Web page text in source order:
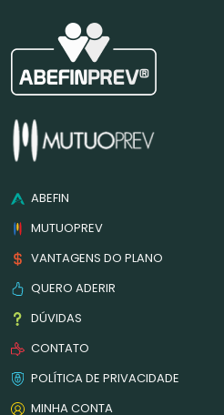
ABEFIN
MUTUOPREV
VANTAGENS DO PLANO
QUERO ADERIR
DÚVIDAS
CONTATO
POLÍTICA DE PRIVACIDADE
MINHA CONTA